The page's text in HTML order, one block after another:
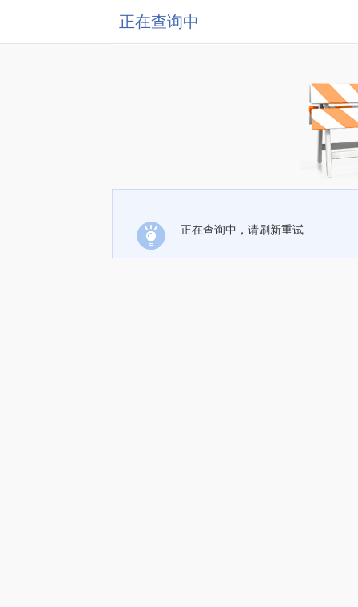
正在查询中
正在查询中，请刷新重试